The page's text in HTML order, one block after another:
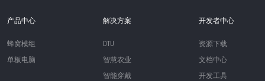
产品中心
蜂窝模组
单板电脑
解决方案
DTU
智慧农业
智能穿戴
开发者中心
资源下载
文档中心
开发工具